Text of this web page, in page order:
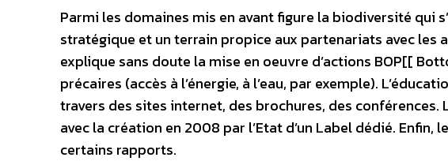
Parmi les domaines mis en avant figure la biodiversité qui
stratégique et un terrain propice aux partenariats avec les
explique sans doute la mise en oeuvre d’actions BOP[[
précaires (accès à l’énergie, à l’eau, par exemple).
travers des sites internet, des brochures, des
avec la création en 2008 par l’Etat d’un Label dédié.
certains rapports.